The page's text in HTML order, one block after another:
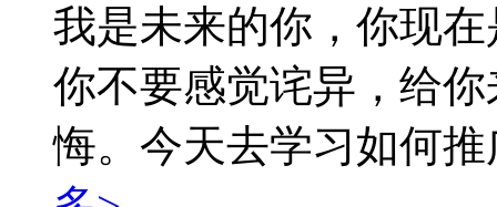
我是未来的你，你现
你不要感觉诧异，给
悔。今天去学习如何